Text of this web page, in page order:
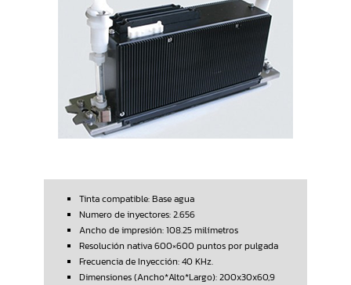
Tinta compatible: Base agua
Numero de inyectores: 2.656
Ancho de impresión: 108.25 milímetros
Resolución nativa 600×600 puntos por pulgada
Frecuencia de Inyección: 40 KHz.
Dimensiones (Ancho*Alto*Largo): 200x30x60,9